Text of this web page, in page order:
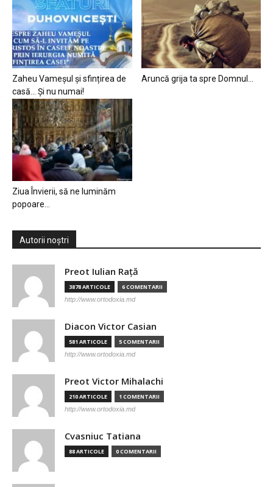
Zaheu Vameșul și sfințirea de
casă… Și nu numai!
Aruncă grija ta spre Domnul…
Ziua Învierii, să ne luminăm
popoare…
Autorii noștri
Preot Iulian Raţă
3878 ARTICOLE 6 COMENTARII
http://www.ortodoxia.md
Diacon Victor Casian
581 ARTICOLE 5 COMENTARII
http://www.ortodoxia.md
Preot Victor Mihalachi
210 ARTICOLE 1 COMENTARII
http://www.ortodoxia.md
Cvasniuc Tatiana
88 ARTICOLE 0 COMENTARII